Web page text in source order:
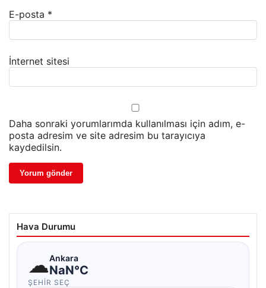
E-posta *
İnternet sitesi
Daha sonraki yorumlarımda kullanılması için adım, e-
posta adresim ve site adresim bu tarayıcıya
kaydedilsin.
Hava Durumu
☁Ankara
NaN°C
ŞEHIR SEÇ